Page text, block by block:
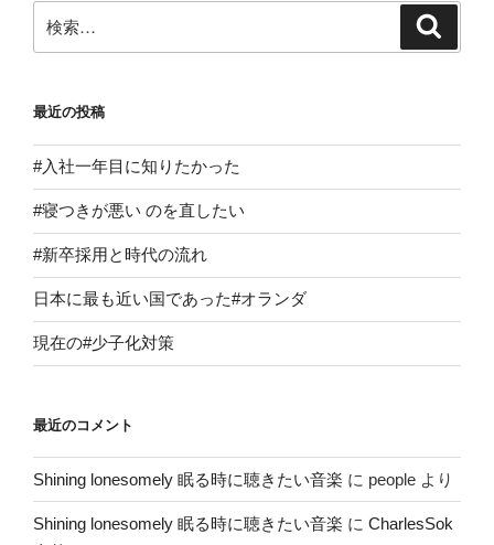
ン
索:
最近の投稿
#入社一年目に知りたかった
#寝つきが悪い のを直したい
#新卒採用と時代の流れ
日本に最も近い国であった#オランダ
現在の#少子化対策
最近のコメント
Shining lonesomely 眠る時に聴きたい音楽 に people より
Shining lonesomely 眠る時に聴きたい音楽 に CharlesSok